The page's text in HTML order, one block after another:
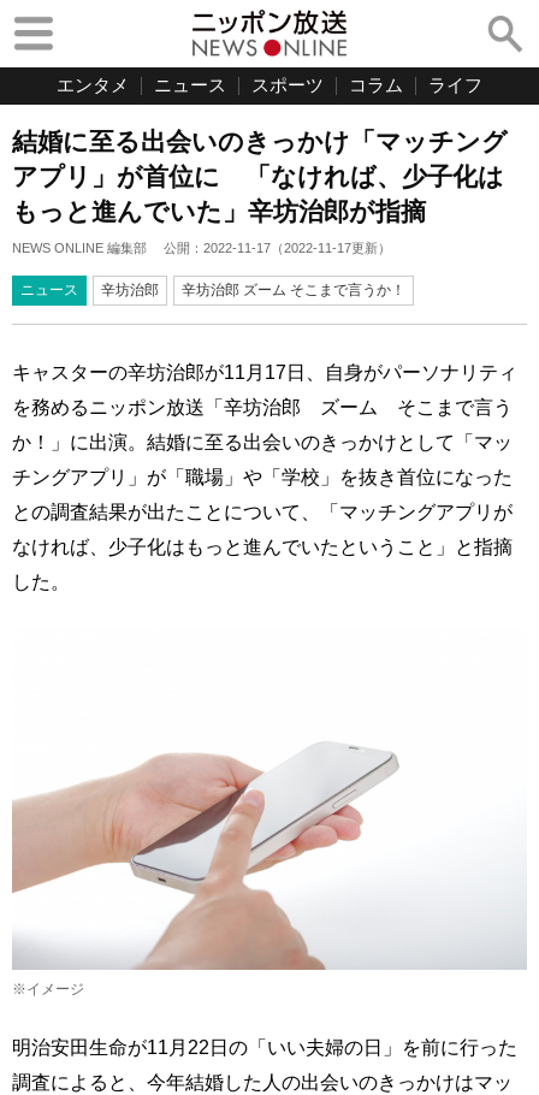
エンタメ ニュース スポーツ コラム ライフ
結婚に至る出会いのきっかけ「マッチング
アプリ」が首位に 「なければ、少子化は
もっと進んでいた」辛坊治郎が指摘
NEWS ONLINE 編集部 公開： 2022-11-17 （2022-11-17更新）
ニュース 辛坊治郎 辛坊治郎 ズーム そこまで言うか！
キャスターの辛坊治郎が11月17日、自身がパーソナリティ
を務めるニッポン放送「辛坊治郎 ズーム そこまで言う
か！」に出演。結婚に至る出会いのきっかけとして「マッ
チングアプリ」が「職場」や「学校」を抜き首位になった
との調査結果が出たことについて、「マッチングアプリが
なければ、少子化はもっと進んでいたということ」と指摘
した。
※イメージ
明治安田生命が11月22日の「いい夫婦の日」を前に行った
調査によると、今年結婚した人の出会いのきっかけはマッ